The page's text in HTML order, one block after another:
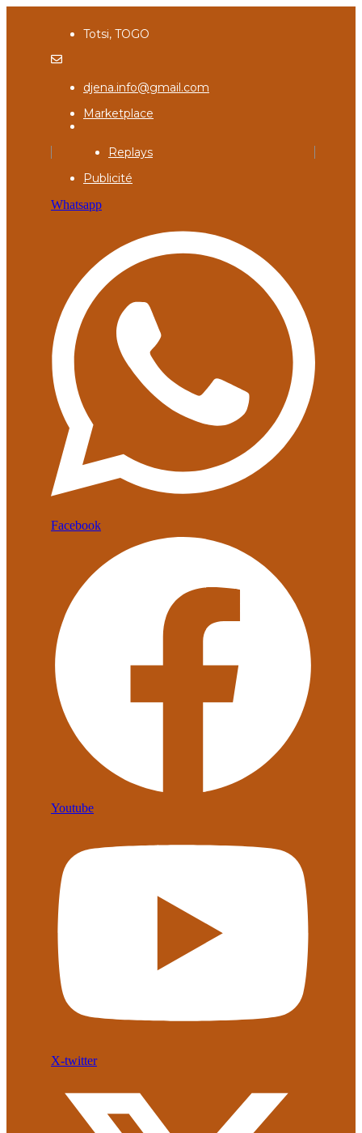
Totsi, TOGO
djena.info@gmail.com
Marketplace
Replays
Publicité
Whatsapp
Facebook
Youtube
X-twitter